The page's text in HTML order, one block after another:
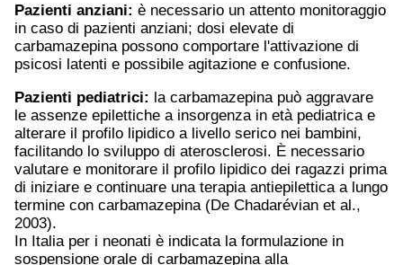
Pazienti anziani: è necessario un attento monitoraggio
in caso di pazienti anziani; dosi elevate di
carbamazepina possono comportare l'attivazione di
psicosi latenti e possibile agitazione e confusione.
Pazienti pediatrici: la carbamazepina può aggravare
le assenze epilettiche a insorgenza in età pediatrica e
alterare il profilo lipidico a livello serico nei bambini,
facilitando lo sviluppo di aterosclerosi. È necessario
valutare e monitorare il profilo lipidico dei ragazzi prima
di iniziare e continuare una terapia antiepilettica a lungo
termine con carbamazepina (De Chadarévian et al.,
2003).
In Italia per i neonati è indicata la formulazione in
sospensione orale di carbamazepina alla